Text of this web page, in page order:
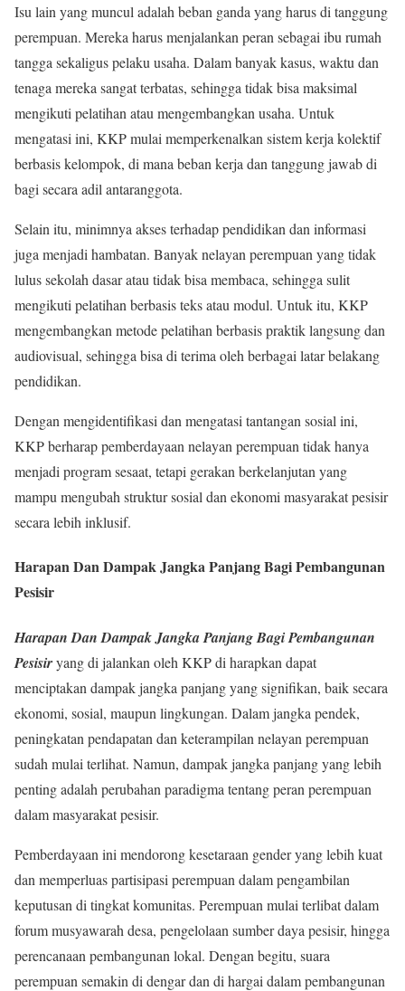
Isu lain yang muncul adalah beban ganda yang harus di tanggung
perempuan. Mereka harus menjalankan peran sebagai ibu rumah
tangga sekaligus pelaku usaha. Dalam banyak kasus, waktu dan
tenaga mereka sangat terbatas, sehingga tidak bisa maksimal
mengikuti pelatihan atau mengembangkan usaha. Untuk
mengatasi ini, KKP mulai memperkenalkan sistem kerja kolektif
berbasis kelompok, di mana beban kerja dan tanggung jawab di
bagi secara adil antaranggota.
Selain itu, minimnya akses terhadap pendidikan dan informasi
juga menjadi hambatan. Banyak nelayan perempuan yang tidak
lulus sekolah dasar atau tidak bisa membaca, sehingga sulit
mengikuti pelatihan berbasis teks atau modul. Untuk itu, KKP
mengembangkan metode pelatihan berbasis praktik langsung dan
audiovisual, sehingga bisa di terima oleh berbagai latar belakang
pendidikan.
Dengan mengidentifikasi dan mengatasi tantangan sosial ini,
KKP berharap pemberdayaan nelayan perempuan tidak hanya
menjadi program sesaat, tetapi gerakan berkelanjutan yang
mampu mengubah struktur sosial dan ekonomi masyarakat pesisir
secara lebih inklusif.
Harapan Dan Dampak Jangka Panjang Bagi Pembangunan
Pesisir
Harapan Dan Dampak Jangka Panjang Bagi Pembangunan
Pesisiryang di jalankan oleh KKP di harapkan dapat
menciptakan dampak jangka panjang yang signifikan, baik secara
ekonomi, sosial, maupun lingkungan. Dalam jangka pendek,
peningkatan pendapatan dan keterampilan nelayan perempuan
sudah mulai terlihat. Namun, dampak jangka panjang yang lebih
penting adalah perubahan paradigma tentang peran perempuan
dalam masyarakat pesisir.
Pemberdayaan ini mendorong kesetaraan gender yang lebih kuat
dan memperluas partisipasi perempuan dalam pengambilan
keputusan di tingkat komunitas. Perempuan mulai terlibat dalam
forum musyawarah desa, pengelolaan sumber daya pesisir, hingga
perencanaan pembangunan lokal. Dengan begitu, suara
perempuan semakin di dengar dan di hargai dalam pembangunan